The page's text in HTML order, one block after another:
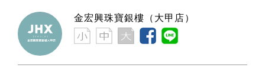
金宏興珠寶銀樓（大甲店）